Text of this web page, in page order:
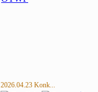
2026.04.23 Konk...